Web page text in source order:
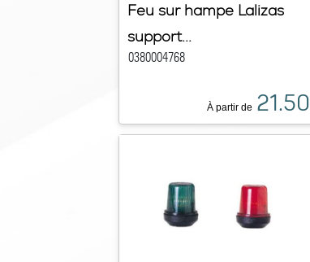
Feu sur hampe Lalizas
support...
0380004768
À partir de 21.50